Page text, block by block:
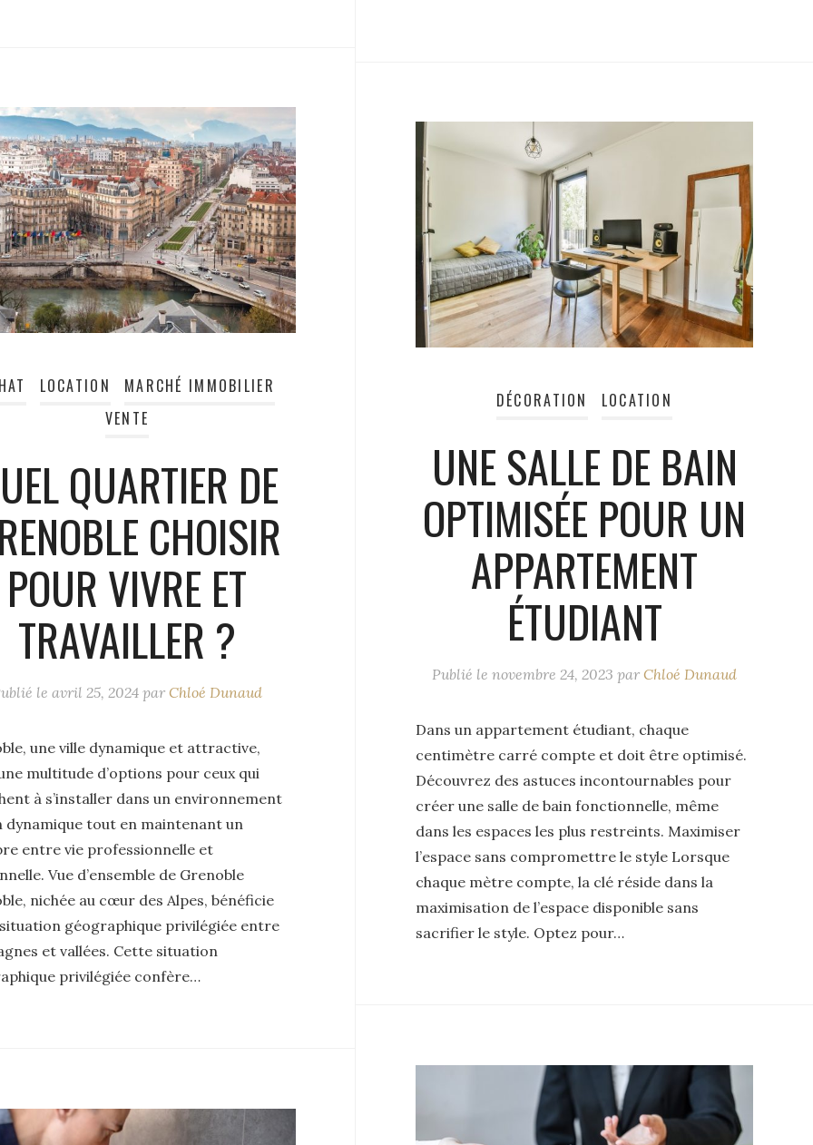
LOCATION
MARCHÉ IMMOBILIER
VENTE
QUARTIER DE
CHOISIR
POUR VIVRE ET
TRAVAILLER ?
le avril 25, 2024 par Chloé Dunaud
une ville dynamique et attractive,
multitude d’options pour ceux qui
à s’installer dans un environnement
dynamique tout en maintenant un
entre vie professionnelle et
Vue d’ensemble de Grenoble
nichée au cœur des Alpes, bénéficie
situation géographique privilégiée entre
et vallées. Cette situation
privilégiée confère…
DÉCORATION LOCATION
UNE SALLE DE BAIN
OPTIMISÉE POUR UN
APPARTEMENT
ÉTUDIANT
Publié le novembre 24, 2023 par Chloé Dunaud
Dans un appartement étudiant, chaque
centimètre carré compte et doit être optimisé.
Découvrez des astuces incontournables pour
créer une salle de bain fonctionnelle, même
dans les espaces les plus restreints. Maximiser
l’espace sans compromettre le style Lorsque
chaque mètre compte, la clé réside dans la
maximisation de l’espace disponible sans
sacrifier le style. Optez pour…